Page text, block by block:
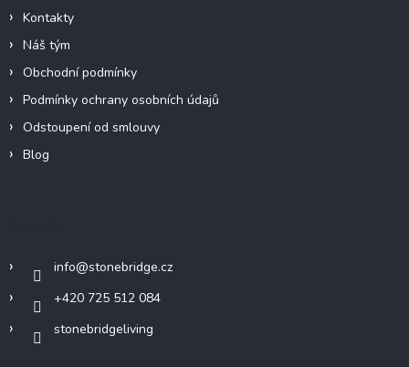
Kontakty
Náš tým
Obchodní podmínky
Podmínky ochrany osobních údajů
Odstoupení od smlouvy
Blog
info@stonebridge.cz
+420 725 512 084
stonebridgeliving